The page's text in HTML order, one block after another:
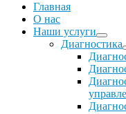
Главная
О нас
Наши услуги
Диагностика